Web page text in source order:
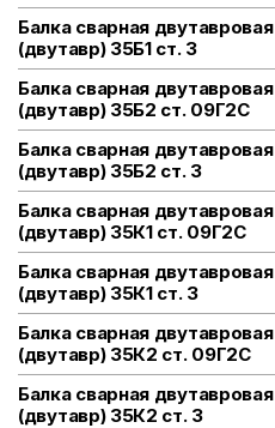
Балка сварная двутавровая
(двутавр) 35Б1 ст. 3
Балка сварная двутавровая
(двутавр) 35Б2 ст. 09Г2С
Балка сварная двутавровая
(двутавр) 35Б2 ст. 3
Балка сварная двутавровая
(двутавр) 35К1 ст. 09Г2С
Балка сварная двутавровая
(двутавр) 35К1 ст. 3
Балка сварная двутавровая
(двутавр) 35К2 ст. 09Г2С
Балка сварная двутавровая
(двутавр) 35К2 ст. 3